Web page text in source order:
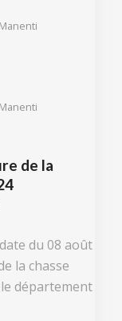
Manenti
Manenti
de la
du 08 août
la chasse
département